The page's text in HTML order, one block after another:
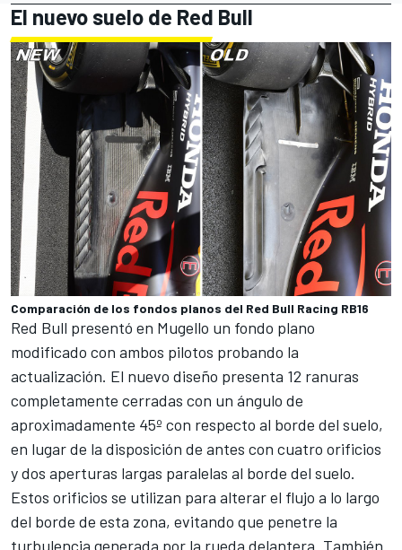
El nuevo suelo de Red Bull
Comparación de los fondos planos del Red Bull Racing RB16
Red Bull presentó en Mugello un fondo plano
modificado con ambos pilotos probando la
actualización. El nuevo diseño presenta 12 ranuras
completamente cerradas con un ángulo de
aproximadamente 45º con respecto al borde del suelo,
en lugar de la disposición de antes con cuatro orificios
y dos aperturas largas paralelas al borde del suelo.
Estos orificios se utilizan para alterar el flujo a lo largo
del borde de esta zona, evitando que penetre la
turbulencia generada por la rueda delantera. También